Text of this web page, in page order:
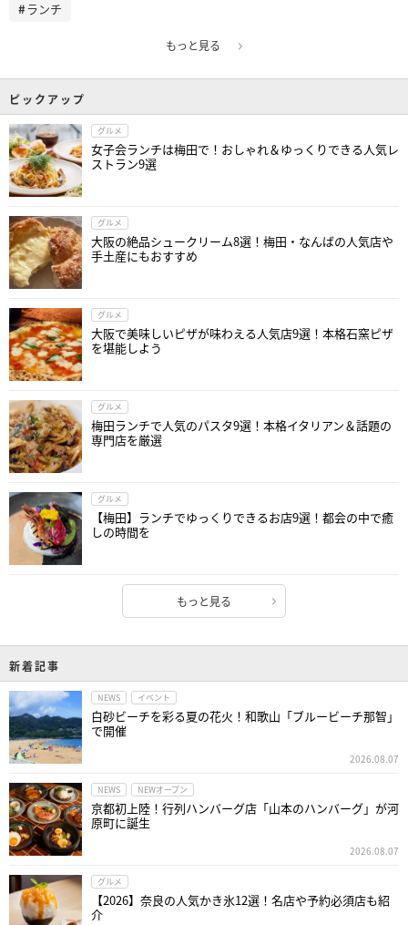
ランチ
もっと見る
ピックアップ
グルメ
女子会ランチは梅田で！おしゃれ＆ゆっくりできる人気レ
ストラン9選
グルメ
大阪の絶品シュークリーム8選！梅田・なんばの人気店や
手土産にもおすすめ
グルメ
大阪で美味しいピザが味わえる人気店9選！本格石窯ピザ
を堪能しよう
グルメ
梅田ランチで人気のパスタ9選！本格イタリアン＆話題の
専門店を厳選
グルメ
【梅田】ランチでゆっくりできるお店9選！都会の中で癒
しの時間を
もっと見る
新着記事
NEWS イベント
白砂ビーチを彩る夏の花火！和歌山「ブルービーチ那智」
で開催
2026.08.07
NEWS NEWオープン
京都初上陸！行列ハンバーグ店「山本のハンバーグ」が河
原町に誕生
2026.08.07
グルメ
【2026】奈良の人気かき氷12選！名店や予約必須店も紹
介